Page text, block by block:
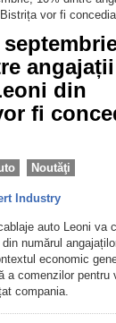
angajații
din
fi
Noutăţi
Industry
auto Leoni va
numărul
economic
a comenzilor pentru
compania.